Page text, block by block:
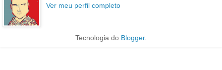
Ver meu perfil completo
Tecnologia do Blogger.